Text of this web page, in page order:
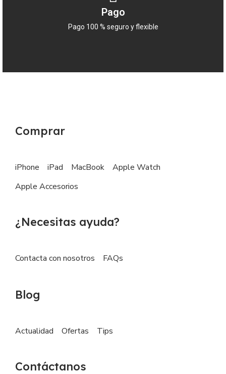
Pago
Pago 100 % seguro y flexible
Comprar
iPhone iPad MacBook
Apple Watch
Apple Accesorios
¿Necesitas ayuda?
Contacta con nosotros FAQs
Blog
Actualidad Ofertas Tips
Contáctanos